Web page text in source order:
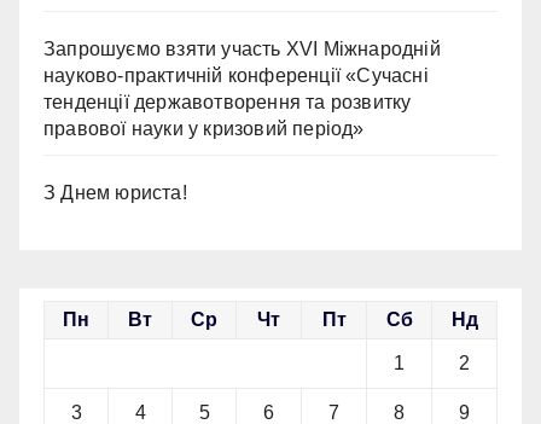
Запрошуємо взяти участь ХVІ Міжнародній
науково-практичній конференції «Сучасні
тенденції державотворення та розвитку
правової науки у кризовий період»
З Днем юриста!
Пн Вт Ср Чт Пт Сб Нд
1 2
3 4 5 6 7 8 9